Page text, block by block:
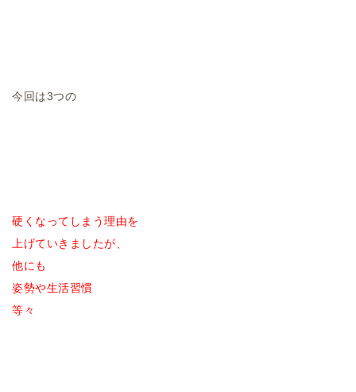
今回は3つの
硬くなってしまう理由を
上げていきましたが、
他にも
姿勢や生活習慣
等々